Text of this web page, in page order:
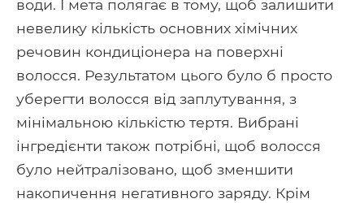
води. І мета полягає в тому, щоб залишити
невелику кількість основних хімічних
речовин кондиціонера на поверхні
волосся. Результатом цього було б просто
уберегти волосся від заплутування, з
мінімальною кількістю тертя. Вибрані
інгредієнти також потрібні, щоб волосся
було нейтралізовано, щоб зменшити
накопичення негативного заряду. Крім